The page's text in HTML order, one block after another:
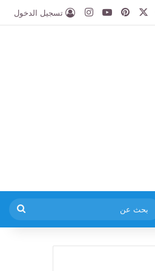
فيسبوك بينتيريست‫YouTubeانستقرامتسجيل الدخول
عن